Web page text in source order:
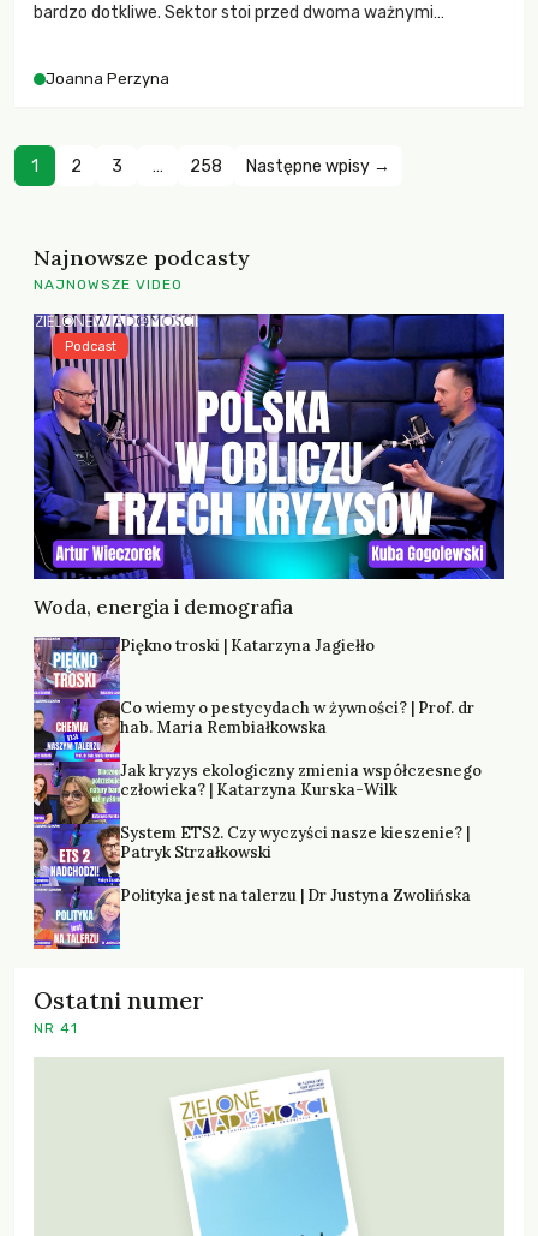
bardzo dotkliwe. Sektor stoi przed dwoma ważnymi
zachodzących zmian klimatycznych. Wymagać to będzie
Joanna Perzyna
1 2 3 … 258 Następne wpisy →
Najnowsze podcasty
NAJNOWSZE VIDEO
Woda, energia i demografia
Podcast
Piękno troski | Katarzyna Jagiełło
Co wiemy o pestycydach w żywności? | Prof. dr
hab. Maria Rembiałkowska
Jak kryzys ekologiczny zmienia współczesnego
człowieka? | Katarzyna Kurska-Wilk
System ETS2. Czy wyczyści nasze kieszenie? |
Patryk Strzałkowski
Polityka jest na talerzu | Dr Justyna Zwolińska
Ostatni numer
NR 41